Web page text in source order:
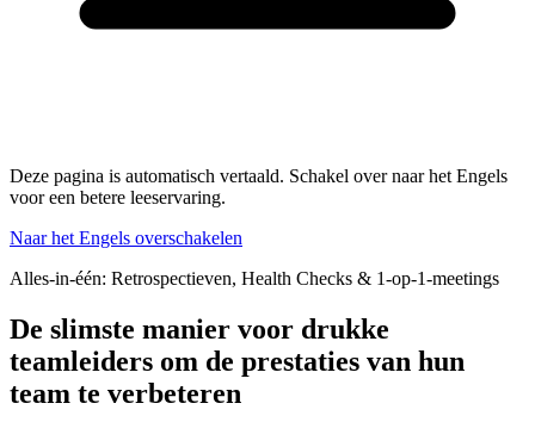
Deze pagina is automatisch vertaald. Schakel over naar het Engels
voor een betere leeservaring.
Naar het Engels overschakelen
Alles-in-één: Retrospectieven, Health Checks & 1-op-1-meetings
De slimste manier voor drukke
teamleiders om de prestaties van hun
team te verbeteren